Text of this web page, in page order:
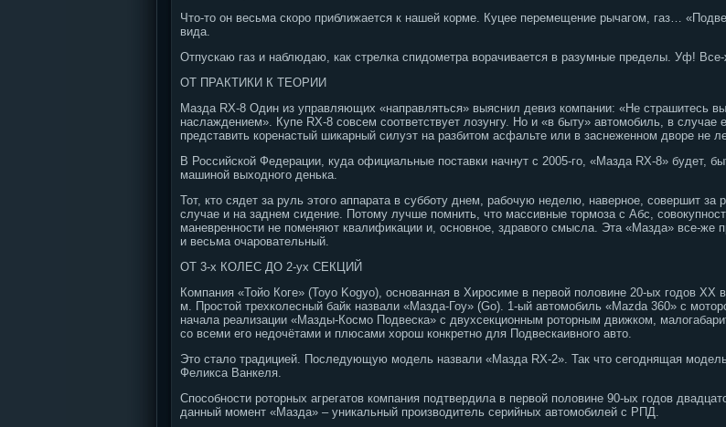
Что-то он весьма скоро приближается к нашей корме. Куцее перемещение рычагом, газ…
вида.
Отпускаю газ и наблюдаю, как стрелка спидометра ворачивается в разумные пределы. Уф!
ОТ ПРАКТИКИ К ТЕОРИИ
Мазда RX-8 Один из управляющих «направляться» выяснил девиз компании: «Не страшитесь
наслаждением». Купе RX-8 совсем соответствует лозунгу. Но и «в быту» автомобиль, в случае
представить коренастый шикарный силуэт на разбитом асфальте или в заснеженном дворе не
В Российской Федерации, куда официальные поставки начнут с 2005-го, «Мазда RX-8» будет,
машиной выходного денька.
Тот, кто сядет за руль этого аппарата в субботу днем, рабочую неделю, наверное, совершит
случае и на заднем сидение. Потому лучше помнить, что массивные тормоза с Абс,
маневренности не поменяют квалификации и, основное, здравого смысла. Эта «Мазда» все-же
и весьма очаровательный.
ОТ 3-х КОЛЕС ДО 2-ух СЕКЦИЙ
Компания «Тойо Коге» (Toyo Kogyo), основанная в Хиросиме в первой половине 20-ых годов XX
м. Простой трехколесный байк назвали «Мазда-Гоу» (Go). 1-ый автомобиль «Mazda 360» с
начала реализации «Мазды-Космо Подвеска» с двухсекционным роторным движком,
со всеми его недочётами и плюсами хорош конкретно для Подвескаивного авто.
Это стало традицией. Последующую модель назвали «Мазда RX-2». Так что сегоднящая
Феликса Ванкеля.
Способности роторных агрегатов компания подтвердила в первой половине 90-ых годов
данный момент «Мазда» – уникальный производитель серийных автомобилей с РПД.